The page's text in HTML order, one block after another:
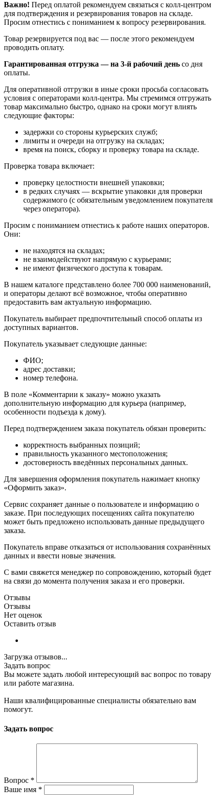
Важно! Перед оплатой рекомендуем связаться с колл‑центром
для подтверждения и резервирования товаров на складе.
Просим отнестись с пониманием к вопросу резервирования.
Товар резервируется под вас — после этого рекомендуем
проводить оплату.
Гарантированная отгрузка — на 3‑й рабочий день со дня
оплаты.
Для оперативной отгрузки в иные сроки просьба согласовать
условия с операторами колл‑центра. Мы стремимся отгружать
товар максимально быстро, однако на сроки могут влиять
следующие факторы:
задержки со стороны курьерских служб;
лимиты и очереди на отгрузку на складах;
время на поиск, сборку и проверку товара на складе.
Проверка товара включает:
проверку целостности внешней упаковки;
в редких случаях — вскрытие упаковки для проверки
содержимого (с обязательным уведомлением покупателя
через оператора).
Просим с пониманием отнестись к работе наших операторов.
Они:
не находятся на складах;
не взаимодействуют напрямую с курьерами;
не имеют физического доступа к товарам.
В нашем каталоге представлено более 700 000 наименований,
и операторы делают всё возможное, чтобы оперативно
предоставить вам актуальную информацию.
Покупатель выбирает предпочтительный способ оплаты из
доступных вариантов.
Покупатель указывает следующие данные:
ФИО;
адрес доставки;
номер телефона.
В поле «Комментарии к заказу» можно указать
дополнительную информацию для курьера (например,
особенности подъезда к дому).
Перед подтверждением заказа покупатель обязан проверить:
корректность выбранных позиций;
правильность указанного местоположения;
достоверность введённых персональных данных.
Для завершения оформления покупатель нажимает кнопку
«Оформить заказ».
Сервис сохраняет данные о пользователе и информацию о
заказе. При последующих посещениях сайта покупателю
может быть предложено использовать данные предыдущего
заказа.
Покупатель вправе отказаться от использования сохранённых
данных и ввести новые значения.
С вами свяжется менеджер по сопровождению, который будет
на связи до момента получения заказа и его проверки.
Отзывы
Отзывы
Нет оценок
Оставить отзыв
Загрузка отзывов...
Задать вопрос
Вы можете задать любой интересующий вас вопрос по товару
или работе магазина.
Наши квалифицированные специалисты обязательно вам
помогут.
Задать вопрос
Вопрос *
Ваше имя *